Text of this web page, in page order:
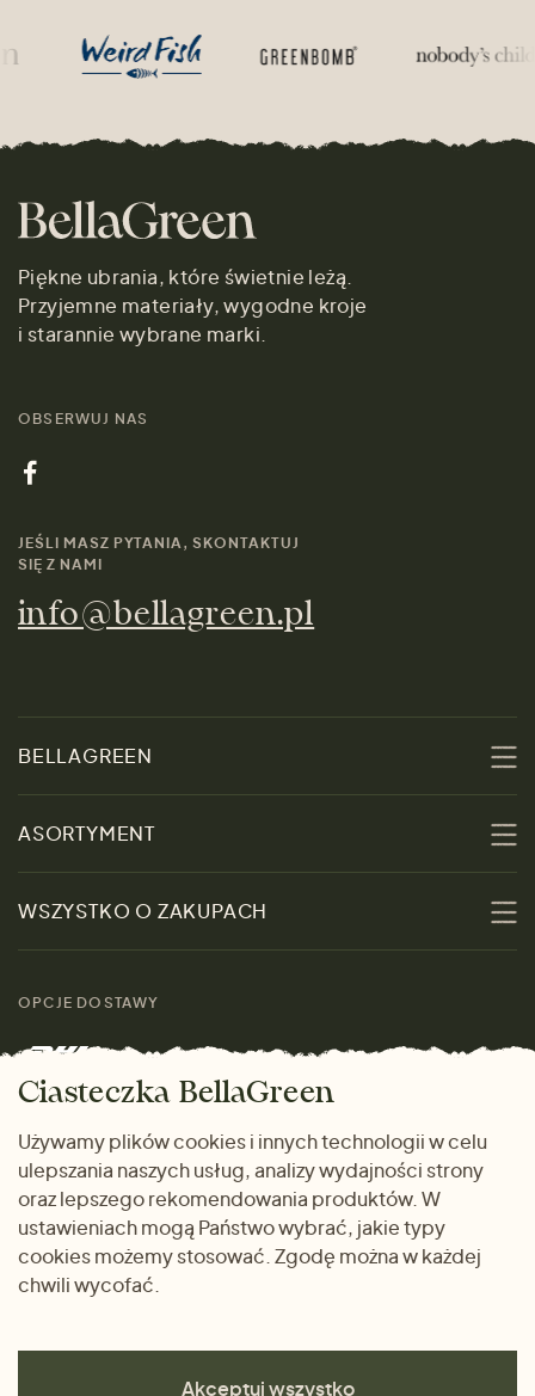
Piękne ubrania, które świetnie leżą.
Przyjemne materiały, wygodne kroje
i starannie wybrane marki.
OBSERWUJ NAS
JEŚLI MASZ PYTANIA, SKONTAKTUJ
SIĘ Z NAMI
info@bellagreen.pl
BELLAGREEN
O nas
Zrównoważoność
Skontaktuj się z nami
Marki
ASORTYMENT
Promocje
Kobiety
Mężczyźni
Dom i wnętrze
Prezenty
WSZYSTKO O ZAKUPACH
rozmiarach
Zwrot towaru
Dlaczego warto kupować
u nas
OPCJE DOSTAWY
METODY PŁATNOŚCI
Ciasteczka BellaGreen
Używamy plików cookies i innych technologii w celu
ulepszania naszych usług, analizy wydajności strony
oraz lepszego rekomendowania produktów. W
ustawieniach mogą Państwo wybrać, jakie typy
cookies możemy stosować. Zgodę można w każdej
chwili wycofać.
Akceptuj wszystko